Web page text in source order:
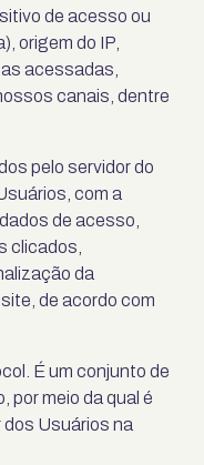
de acesso ou
origem do IP,
acessadas,
canais, dentre
pelo servidor do
com a
de acesso,
clicados,
da
de acordo com
É um conjunto de
por meio da qual é
Usuários na